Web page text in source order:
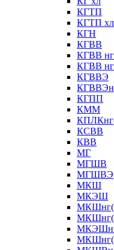
КГТП
КГТП хл
КГН
КГВВ
КГВВ нг
КГВВ
КГВВЭ
КГПП
КММ
КСВВ
КВВ
МГ
МГШВ
МГШВЭ
МКШ
МКЭШ